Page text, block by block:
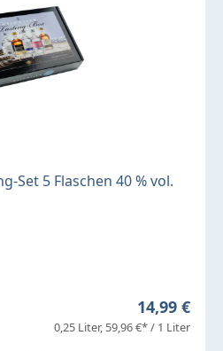
Set 5 Flaschen 40 % vol.
Regulärer
14,99 €
0,25 Liter 59,96 €* / 1 Liter